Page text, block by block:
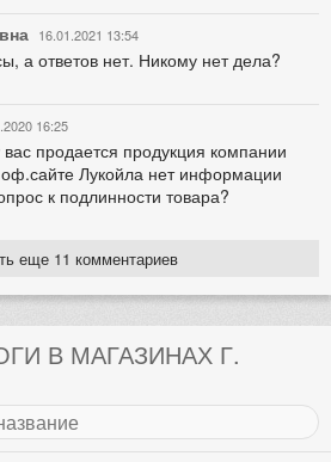
16.01.2021 13:54
а ответов нет. Никому нет дела?
16:25
продается продукция компании
Лукойла нет информации
к подлинности товара?
еще 11 комментариев
В МАГАЗИНАХ Г.